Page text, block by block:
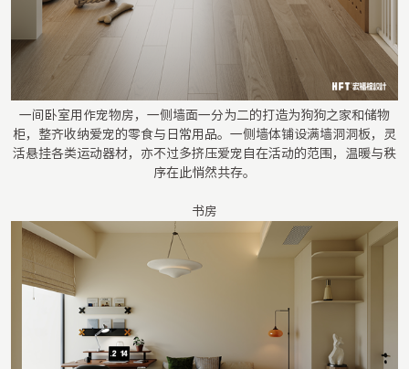
一间卧室用作宠物房，一侧墙面一分为二的打造为狗狗之家和储物
柜，整齐收纳爱宠的零食与日常用品。一侧墙体铺设满墙洞洞板，灵
活悬挂各类运动器材，亦不过多挤压爱宠自在活动的范围，温暖与秩
序在此悄然共存。
书房